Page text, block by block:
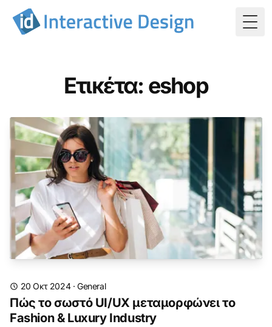
Ετικέτα: eshop
20 Οκτ 2024·General
Πώς το σωστό UI/UX μεταμορφώνει το
Fashion & Luxury Industry